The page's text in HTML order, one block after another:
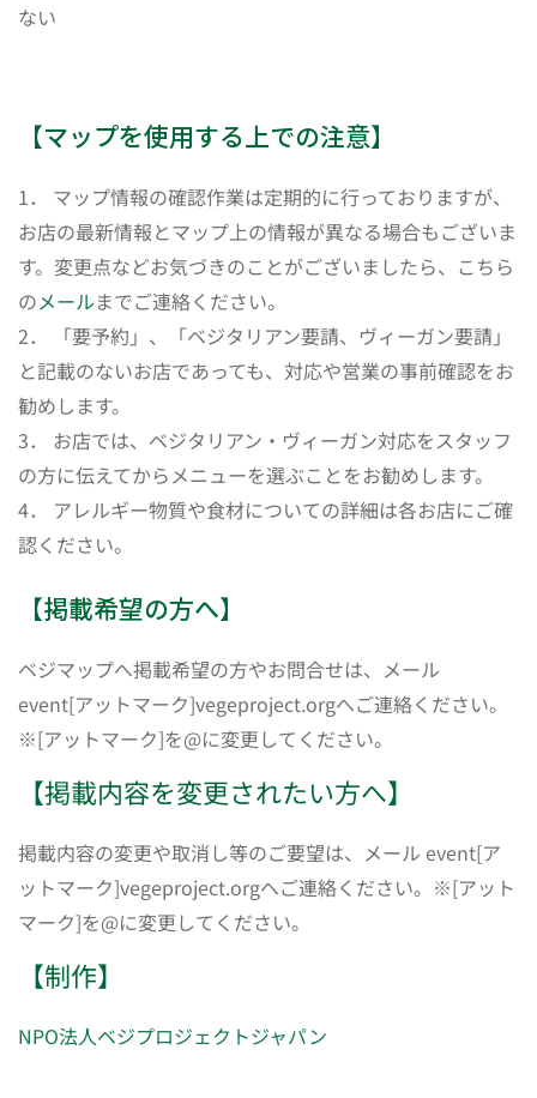
ない
【マップを使用する上での注意】
1． マップ情報の確認作業は定期的に行っておりますが、
お店の最新情報とマップ上の情報が異なる場合もございま
す。変更点などお気づきのことがございましたら、こちら
のメールまでご連絡ください。
2． 「要予約」、「ベジタリアン要請、ヴィーガン要請」
と記載のないお店であっても、対応や営業の事前確認をお
勧めします。
3． お店では、ベジタリアン・ヴィーガン対応をスタッフ
の方に伝えてからメニューを選ぶことをお勧めします。
4． アレルギー物質や食材についての詳細は各お店にご確
認ください。
【掲載希望の方へ】
ベジマップへ掲載希望の方やお問合せは、メール
event[アットマーク]vegeproject.orgへご連絡ください。
※[アットマーク]を@に変更してください。
【掲載内容を変更されたい方へ】
掲載内容の変更や取消し等のご要望は、メール event[ア
ットマーク]vegeproject.orgへご連絡ください。※[アット
マーク]を@に変更してください。
【制作】
NPO法人ベジプロジェクトジャパン